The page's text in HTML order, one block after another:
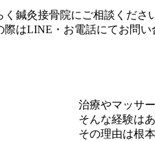
鍼灸接骨院にご相談くださ
はLINE・お電話にてお問い
治療やマッサ
そんな経験は
その理由は根